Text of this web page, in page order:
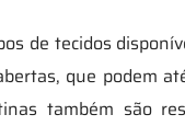
de tecidos
que podem
também são